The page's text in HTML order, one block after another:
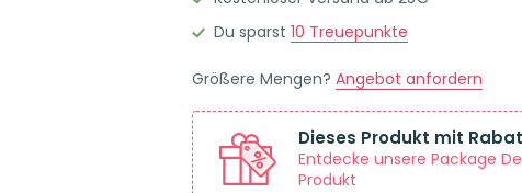
mittelgrau
Du sparst 10 Treuepunkte
Größere Mengen? Angebot anfordern
Dieses Produkt mit
Entdecke unsere Package
Produkt